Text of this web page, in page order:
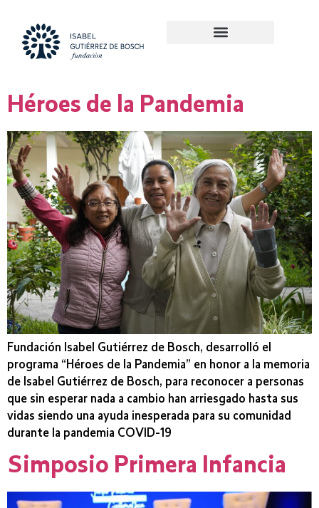
Héroes de la Pandemia
Fundación Isabel Gutiérrez de Bosch, desarrolló el
programa “Héroes de la Pandemia” en honor a la memoria
de Isabel Gutiérrez de Bosch, para reconocer a personas
que sin esperar nada a cambio han arriesgado hasta sus
vidas siendo una ayuda inesperada para su comunidad
durante la pandemia COVID-19
Simposio Primera Infancia